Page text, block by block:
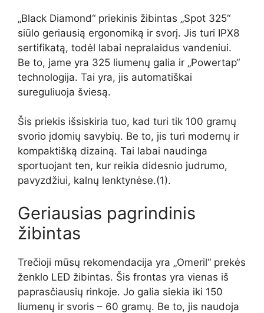
„Black Diamond“ priekinis žibintas „Spot 325“
siūlo geriausią ergonomiką ir svorį. Jis turi IPX8
sertifikatą, todėl labai nepralaidus vandeniui.
Be to, jame yra 325 liumenų galia ir „Powertap“
technologija. Tai yra, jis automatiškai
sureguliuoja šviesą.
Šis priekis išsiskiria tuo, kad turi tik 100 gramų
svorio įdomių savybių. Be to, jis turi modernų ir
kompaktišką dizainą. Tai labai naudinga
sportuojant ten, kur reikia didesnio judrumo,
pavyzdžiui, kalnų lenktynėse.(1).
Geriausias pagrindinis
žibintas
Trečioji mūsų rekomendacija yra „Omeril“ prekės
ženklo LED žibintas. Šis frontas yra vienas iš
paprasčiausių rinkoje. Jo galia siekia iki 150
liumenų ir svoris – 60 gramų. Be to, jis naudoja